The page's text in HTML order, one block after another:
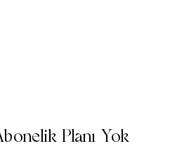
Planı Yok